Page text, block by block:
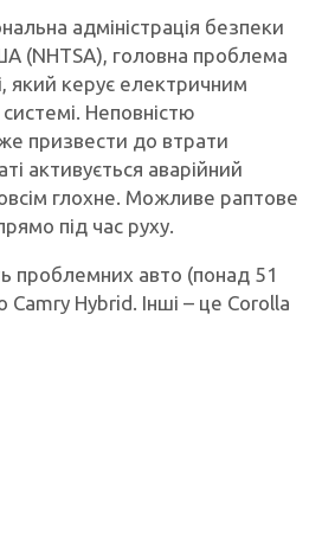
адміністрація безпеки
(NHTSA), головна проблема
який керує електричним
Неповністю
призвести до втрати
активується аварійний
глохне. Можливе раптове
під час руху.
проблемних авто (понад 51
Hybrid. Інші – це Corolla